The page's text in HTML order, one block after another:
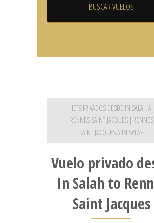
JETS PRIVADOS DESDE IN SALAH A
RENNES SAINT JACQUES | RENNES
SAINT JACQUES A IN SALAH
Vuelo privado
In Salah to
Saint Jacques